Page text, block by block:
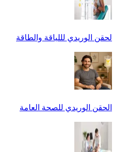
لحقن الوريدي لللياقة والطاقة
الحقن الوريدي للصحة العامة